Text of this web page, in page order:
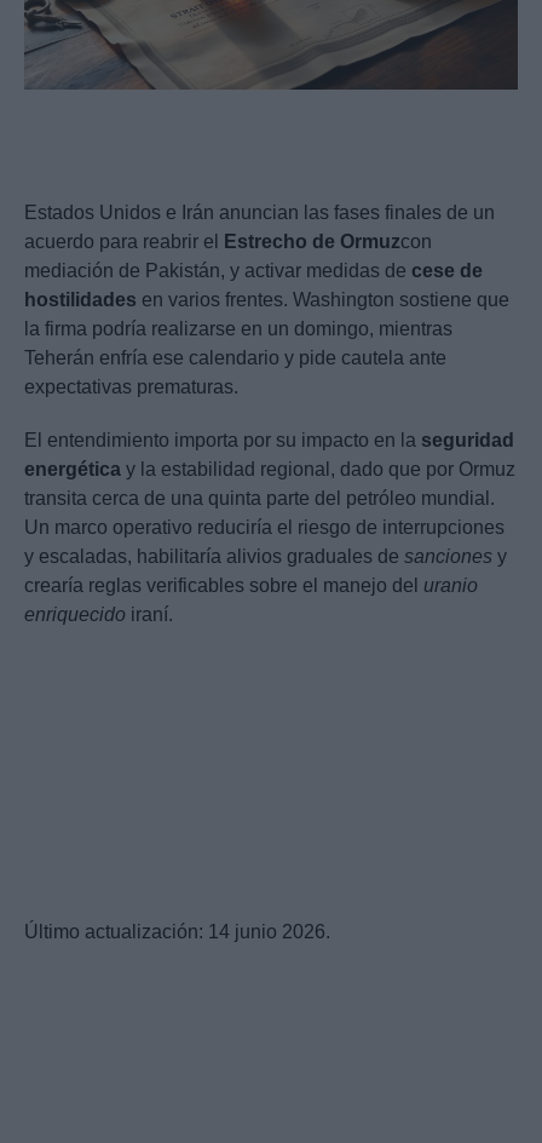
Estados Unidos e Irán anuncian las fases finales de un
acuerdo para reabrir el
Estrecho de Ormuzcon
mediación de Pakistán, y activar medidas de cese de
hostilidades en varios frentes. Washington sostiene que
la firma podría realizarse en un domingo, mientras
Teherán enfría ese calendario y pide cautela ante
expectativas prematuras.
El entendimiento importa por su impacto en la seguridad
energética y la estabilidad regional, dado que por Ormuz
transita cerca de una quinta parte del petróleo mundial.
Un marco operativo reduciría el riesgo de interrupciones
y escaladas, habilitaría alivios graduales de sanciones y
crearía reglas verificables sobre el manejo del uranio
enriquecido iraní.
Último actualización: 14 junio 2026.